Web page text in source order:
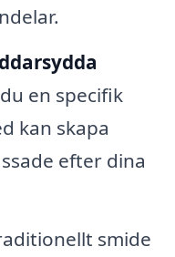
en specifik
kan skapa
efter dina
smide